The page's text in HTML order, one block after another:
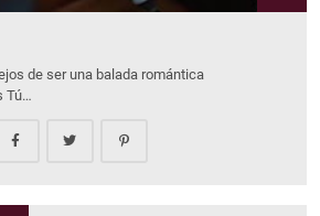
de ser una balada romántica
Tú…